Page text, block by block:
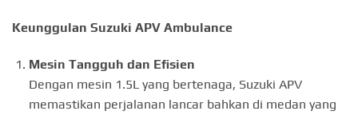
Keunggulan Suzuki APV Ambulance
Mesin Tangguh dan Efisien
Dengan mesin 1.5L yang bertenaga, Suzuki APV
memastikan perjalanan lancar bahkan di medan yang